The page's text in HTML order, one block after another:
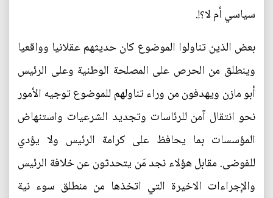
سياسي أم لا؟!.
بعض الذين تناولوا الموضوع كان حديثهم عقلانيا وواقعيا
وينطلق من الحرص على المصلحة الوطنية وعلى الرئيس
أبو مازن ويهدفون من وراء تناولهم للموضوع توجيه الأمور
نحو انتقال آمن للرئاسات وتجديد الشرعيات واستنهاض
المؤسسات بما يحافظ على كرامة الرئيس ولا يؤدي
للفوضى. مقابل هؤلاء نجد مَن يتحدثون عن خلافة الرئيس
والإجراءات الاخيرة التي اتخذها من منطلق سوء نية